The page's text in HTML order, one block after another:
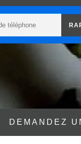
DEMANDEZ